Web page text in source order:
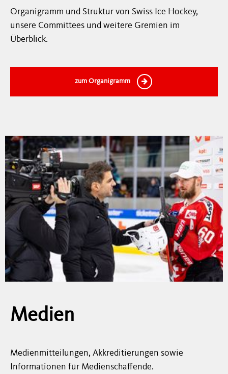
Organigramm und Struktur von Swiss Ice Hockey,
unsere Committees und weitere Gremien im
Überblick.
zum Organigramm
Medien
Medienmitteilungen, Akkreditierungen sowie
Informationen für Medienschaffende.